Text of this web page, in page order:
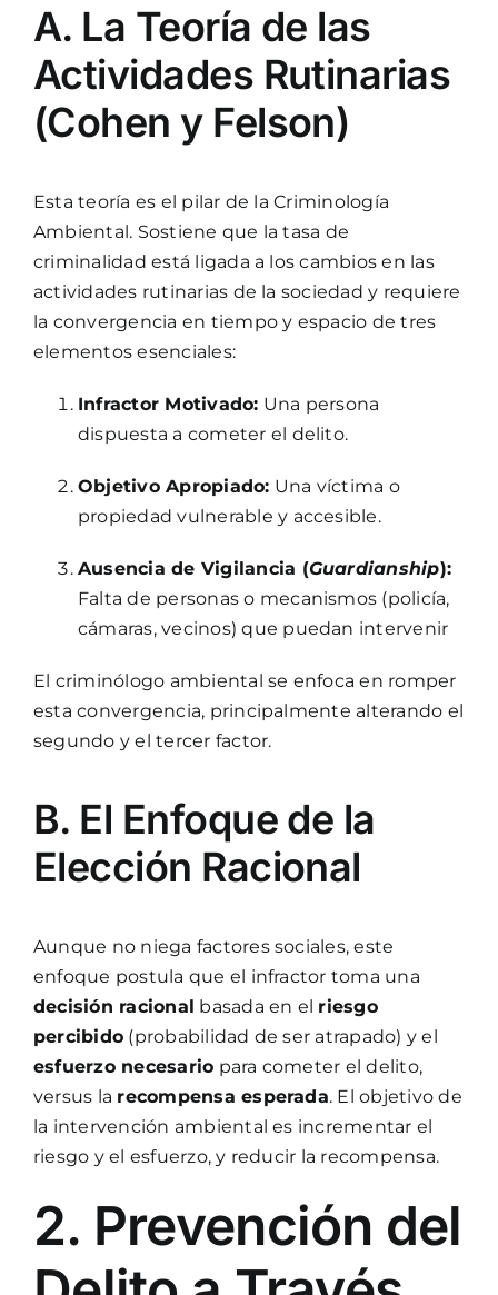
A. La Teoría de las
Actividades Rutinarias
(Cohen y Felson)
Esta teoría es el pilar de la Criminología
Ambiental. Sostiene que la tasa de
criminalidad está ligada a los cambios en las
actividades rutinarias de la sociedad y requiere
la convergencia en tiempo y espacio de tres
elementos esenciales:
Infractor Motivado: Una persona
dispuesta a cometer el delito.
Objetivo Apropiado: Una víctima o
propiedad vulnerable y accesible.
Ausencia de Vigilancia (Guardianship):
Falta de personas o mecanismos (policía,
cámaras, vecinos) que puedan intervenir
El criminólogo ambiental se enfoca en romper
esta convergencia, principalmente alterando el
segundo y el tercer factor.
B. El Enfoque de la
Elección Racional
Aunque no niega factores sociales, este
enfoque postula que el infractor toma una
decisión racional basada en el riesgo
percibido (probabilidad de ser atrapado) y el
esfuerzo necesario para cometer el delito,
versus la recompensa esperada. El objetivo de
la intervención ambiental es incrementar el
riesgo y el esfuerzo, y reducir la recompensa.
2. Prevención del